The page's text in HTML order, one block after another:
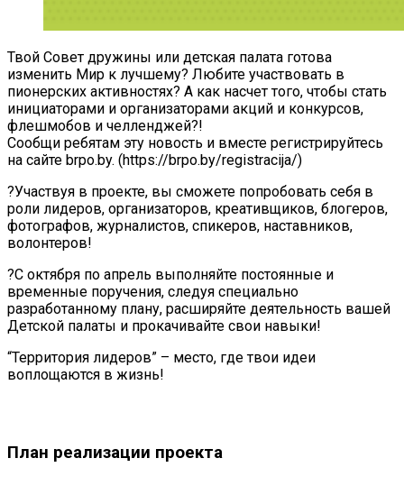
Твой Совет дружины или детская палата готова
изменить Мир к лучшему? Любите участвовать в
пионерских активностях? А как насчет того, чтобы стать
инициаторами и организаторами акций и конкурсов,
флешмобов и челленджей?!
Сообщи ребятам эту новость и вместе регистрируйтесь
на сайте brpo.by. (https://brpo.by/registracija/)
?Участвуя в проекте, вы сможете попробовать себя в
роли лидеров, организаторов, креативщиков, блогеров,
фотографов, журналистов, спикеров, наставников,
волонтеров!
?С октября по апрель выполняйте постоянные и
временные поручения, следуя специально
разработанному плану, расширяйте деятельность вашей
Детской палаты и прокачивайте свои навыки!
“Территория лидеров” – место, где твои идеи
воплощаются в жизнь!
План реализации проекта